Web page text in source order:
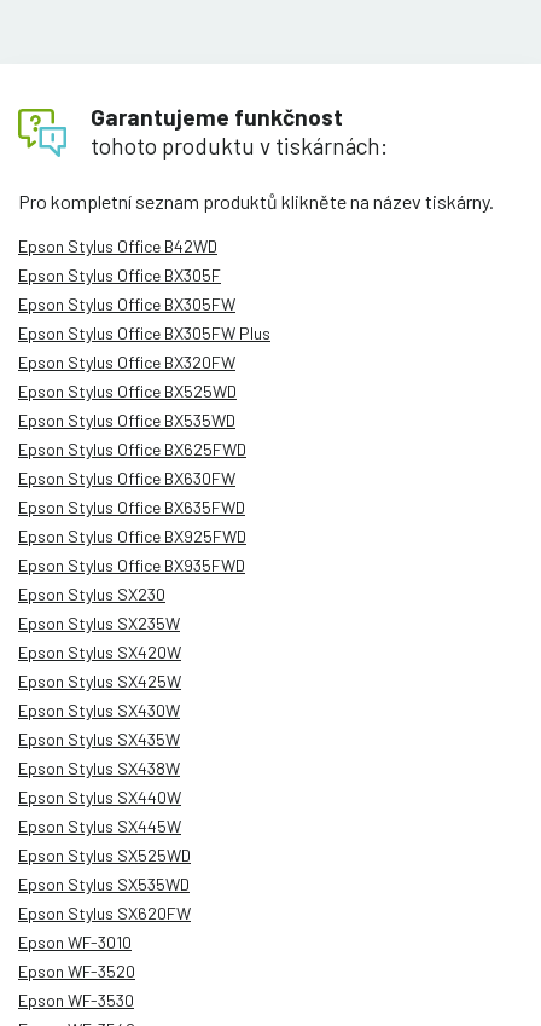
Garantujeme funkčnost
tohoto produktu v tiskárnách:
Pro kompletní seznam produktů klikněte na název tiskárny.
Epson Stylus Office B42WD
Epson Stylus Office BX305F
Epson Stylus Office BX305FW
Epson Stylus Office BX305FW Plus
Epson Stylus Office BX320FW
Epson Stylus Office BX525WD
Epson Stylus Office BX535WD
Epson Stylus Office BX625FWD
Epson Stylus Office BX630FW
Epson Stylus Office BX635FWD
Epson Stylus Office BX925FWD
Epson Stylus Office BX935FWD
Epson Stylus SX230
Epson Stylus SX235W
Epson Stylus SX420W
Epson Stylus SX425W
Epson Stylus SX430W
Epson Stylus SX435W
Epson Stylus SX438W
Epson Stylus SX440W
Epson Stylus SX445W
Epson Stylus SX525WD
Epson Stylus SX535WD
Epson Stylus SX620FW
Epson WF-3010
Epson WF-3520
Epson WF-3530